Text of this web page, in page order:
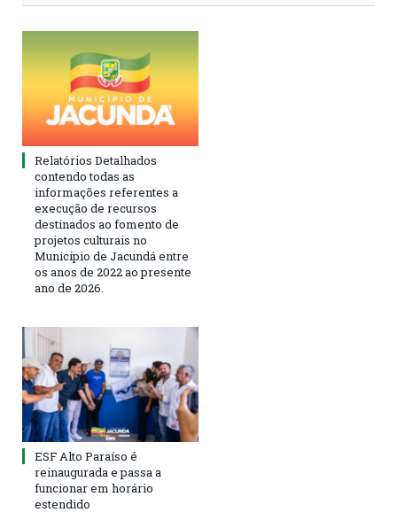
Relatórios Detalhados
contendo todas as
informações referentes a
execução de recursos
destinados ao fomento de
projetos culturais no
Município de Jacundá entre
os anos de 2022 ao presente
ano de 2026.
ESF Alto Paraíso é
reinaugurada e passa a
funcionar em horário
estendido